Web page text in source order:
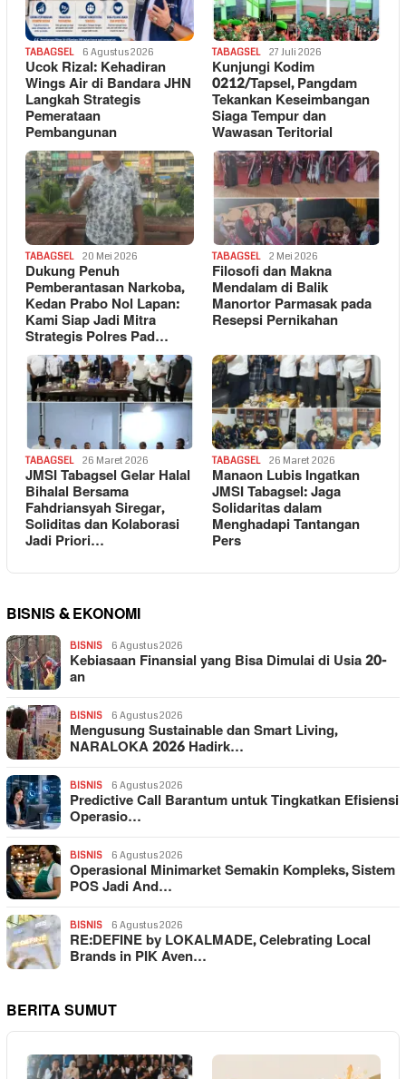
TABAGSEL 6 Agustus 2026
Ucok Rizal: Kehadiran
Wings Air di Bandara JHN
Langkah Strategis
Pemerataan
Pembangunan
TABAGSEL 27 Juli 2026
Kunjungi Kodim
0212/Tapsel, Pangdam
Tekankan Keseimbangan
Siaga Tempur dan
Wawasan Teritorial
TABAGSEL 20 Mei 2026
Dukung Penuh
Pemberantasan Narkoba,
Kedan Prabo Nol Lapan:
Kami Siap Jadi Mitra
Strategis Polres Pad…
TABAGSEL 2 Mei 2026
Filosofi dan Makna
Mendalam di Balik
Manortor Parmasak pada
Resepsi Pernikahan
TABAGSEL 26 Maret 2026
JMSI Tabagsel Gelar Halal
Bihalal Bersama
Fahdriansyah Siregar,
Soliditas dan Kolaborasi
Jadi Priori…
TABAGSEL 26 Maret 2026
Manaon Lubis Ingatkan
JMSI Tabagsel: Jaga
Solidaritas dalam
Menghadapi Tantangan
Pers
BISNIS & EKONOMI
BISNIS 6 Agustus 2026
Kebiasaan Finansial yang Bisa Dimulai di Usia 20-
an
BISNIS 6 Agustus 2026
Mengusung Sustainable dan Smart Living,
NARALOKA 2026 Hadirk…
BISNIS 6 Agustus 2026
Predictive Call Barantum untuk Tingkatkan Efisiensi
Operasio…
BISNIS 6 Agustus 2026
Operasional Minimarket Semakin Kompleks, Sistem
POS Jadi And…
BISNIS 6 Agustus 2026
RE:DEFINE by LOKALMADE, Celebrating Local
Brands in PIK Aven…
BERITA SUMUT